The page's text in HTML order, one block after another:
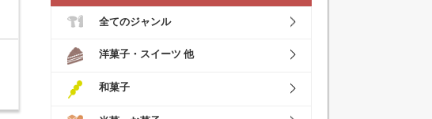
全てのジャンル
洋菓子・スイーツ 他
和菓子